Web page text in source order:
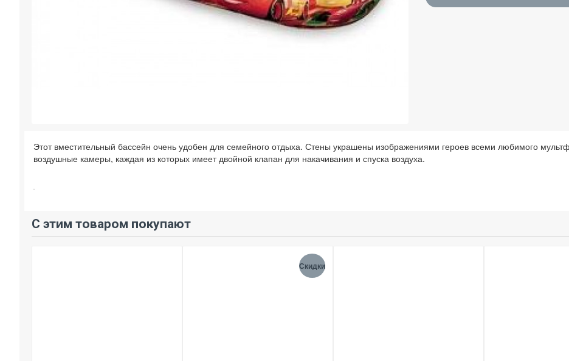
Этот вместительный бассейн очень удобен для семейного отдыха. Стены украшены изображениями героев всеми любимого
воздушные камеры, каждая из которых имеет двойной клапан для накачивания и спуска воздуха.
С этим товаром покупают
Скидки